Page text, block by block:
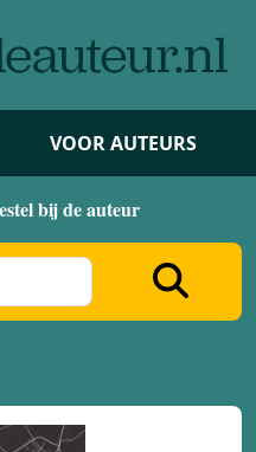
VOOR AUTEURS
bij de auteur